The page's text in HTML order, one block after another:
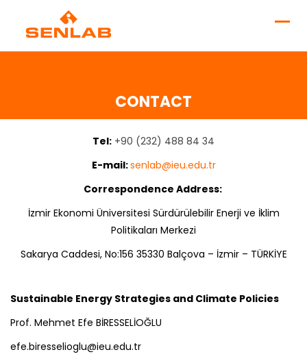
CONTACT
Tel: +90 (232) 488 84 34
E-mail:senlab@ieu.edu.tr
Correspondence Address:
İzmir Ekonomi Üniversitesi Sürdürülebilir Enerji ve İklim
Politikaları Merkezi
Sakarya Caddesi, No:156 35330 Balçova – İzmir – TÜRKİYE
Sustainable Energy Strategies and Climate Policies
Prof. Mehmet Efe BİRESSELİOĞLU
efe.biresselioglu@ieu.edu.tr